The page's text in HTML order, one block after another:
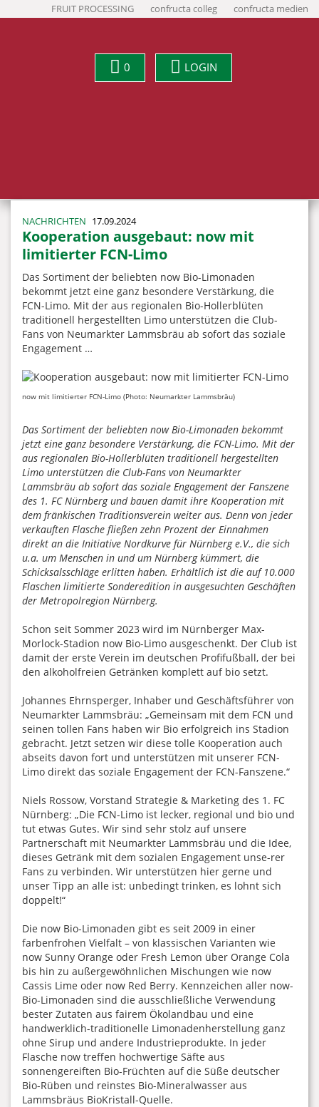
FRUIT PROCESSING confructa colleg confructa medien
0 LOGIN
NACHRICHTEN 17.09.2024
Kooperation ausgebaut: now mit
limitierter FCN-Limo
Das Sortiment der beliebten now Bio-Limonaden
bekommt jetzt eine ganz besondere Verstärkung, die
FCN-Limo. Mit der aus regionalen Bio-Hollerblüten
traditionell hergestellten Limo unterstützen die Club-
Fans von Neumarkter Lammsbräu ab sofort das soziale
Engagement …
now mit limitierter FCN-Limo (Photo: Neumarkter Lammsbräu)
Das Sortiment der beliebten now Bio-Limonaden bekommt
jetzt eine ganz besondere Verstärkung, die FCN-Limo. Mit der
aus regionalen Bio-Hollerblüten traditionell hergestellten
Limo unterstützen die Club-Fans von Neumarkter
Lammsbräu ab sofort das soziale Engagement der Fanszene
des 1. FC Nürnberg und bauen damit ihre Kooperation mit
dem fränkischen Traditionsverein weiter aus. Denn von jeder
verkauften Flasche fließen zehn Prozent der Einnahmen
direkt an die Initiative Nordkurve für Nürnberg e.V., die sich
u.a. um Menschen in und um Nürnberg kümmert, die
Schicksalsschläge erlitten haben. Erhältlich ist die auf 10.000
Flaschen limitierte Sonderedition in ausgesuchten Geschäften
der Metropolregion Nürnberg.
Schon seit Sommer 2023 wird im Nürnberger Max-
Morlock-Stadion now Bio-Limo ausgeschenkt. Der Club ist
damit der erste Verein im deutschen Profifußball, der bei
den alkoholfreien Getränken komplett auf bio setzt.
Johannes Ehrnsperger, Inhaber und Geschäftsführer von
Neumarkter Lammsbräu: „Gemeinsam mit dem FCN und
seinen tollen Fans haben wir Bio erfolgreich ins Stadion
gebracht. Jetzt setzen wir diese tolle Kooperation auch
abseits davon fort und unterstützen mit unserer FCN-
Limo direkt das soziale Engagement der FCN-Fanszene.“
Niels Rossow, Vorstand Strategie & Marketing des 1. FC
Nürnberg: „Die FCN-Limo ist lecker, regional und bio und
tut etwas Gutes. Wir sind sehr stolz auf unsere
Partnerschaft mit Neumarkter Lammsbräu und die Idee,
dieses Getränk mit dem sozialen Engagement unse-rer
Fans zu verbinden. Wir unterstützen hier gerne und
unser Tipp an alle ist: unbedingt trinken, es lohnt sich
doppelt!“
Die now Bio-Limonaden gibt es seit 2009 in einer
farbenfrohen Vielfalt – von klassischen Varianten wie
now Sunny Orange oder Fresh Lemon über Orange Cola
bis hin zu außergewöhnlichen Mischungen wie now
Cassis Lime oder now Red Berry. Kennzeichen aller now-
Bio-Limonaden sind die ausschließliche Verwendung
bester Zutaten aus fairem Ökolandbau und eine
handwerklich-traditionelle Limonadenherstellung ganz
ohne Sirup und andere Industrieprodukte. In jeder
Flasche now treffen hochwertige Säfte aus
sonnengereiften Bio-Früchten auf die Süße deutscher
Bio-Rüben und reinstes Bio-Mineralwasser aus
Lammsbräus BioKristall-Quelle.